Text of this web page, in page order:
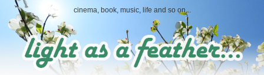
cinema, book, music, life and so on...